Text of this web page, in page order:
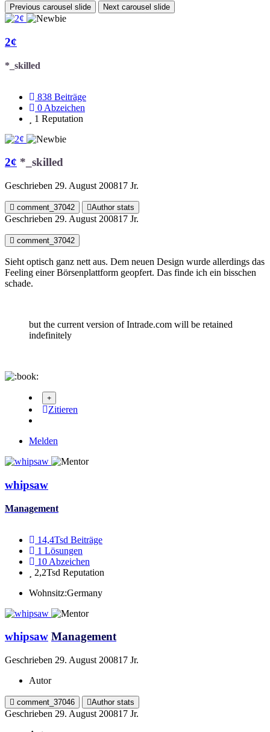
Previous carousel slide Next carousel slide
2¢
*_skilled
838 Beiträge
0 Abzeichen
1 Reputation
2¢ *_skilled
Geschrieben 29. August 200817 Jr.
comment_37042 Author stats
Geschrieben 29. August 200817 Jr.
comment_37042
Sieht optisch ganz nett aus. Dem neuen Design wurde allerdings das
Feeling einer Börsenplattform geopfert. Das finde ich ein bisschen
schade.
but the current version of Intrade.com will be retained
indefinitely
Zitieren
Melden
whipsaw
Management
14,4Tsd Beiträge
1 Lösungen
10 Abzeichen
2,2Tsd Reputation
Wohnsitz:Germany
whipsaw Management
Geschrieben 29. August 200817 Jr.
Autor
comment_37046 Author stats
Geschrieben 29. August 200817 Jr.